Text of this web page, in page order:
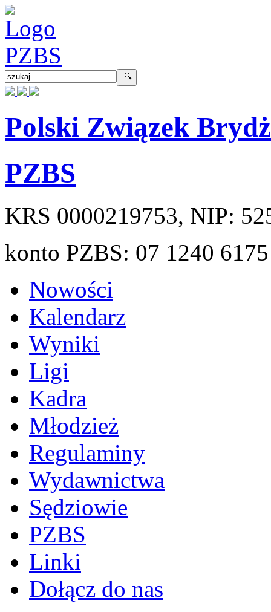
Polski Związek
PZBS
KRS 0000219753, NIP:
konto PZBS: 07 1240
Nowości
Kalendarz
Wyniki
Ligi
Kadra
Młodzież
Regulaminy
Wydawnictwa
Sędziowie
PZBS
Linki
Dołącz do nas